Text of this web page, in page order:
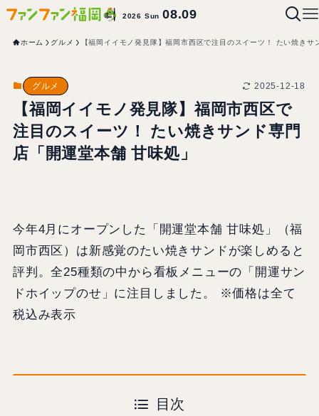
2026 Sun08.09
ホーム グルメ 【福岡イイモノ発見隊】福岡市西区で注目のスイーツ！ たい焼き
グルメ 2025-12-18
【福岡イイモノ発見隊】福岡市西区で
注目のスイーツ！ たい焼きサンド専門
店「開運堂本舗 甘味処」
今年4月にオープンした「開運堂本舗 甘味処」（福
岡市西区）は新感覚のたい焼きサンドが楽しめると
評判。全25種類の中から看板メニューの「開運サン
ドホイップのせ」に注目しました。 ※価格は全て
税込み表示
目次